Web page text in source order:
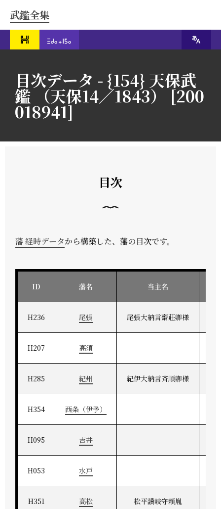
武鑑全集
目次データ - {154} 天保武
鑑 （天保14／1843） [200
018941]
目次
藩 経時データから構築した、藩の目次です。
ID 藩名 当主名
H236 尾張 尾張大納言齋莊卿様
H207 高須
H285 紀州 紀伊大納言斉順卿様
H354 西条（伊予）
H095 吉井
H053 水戸
H351 高松 松平讃岐守頼胤